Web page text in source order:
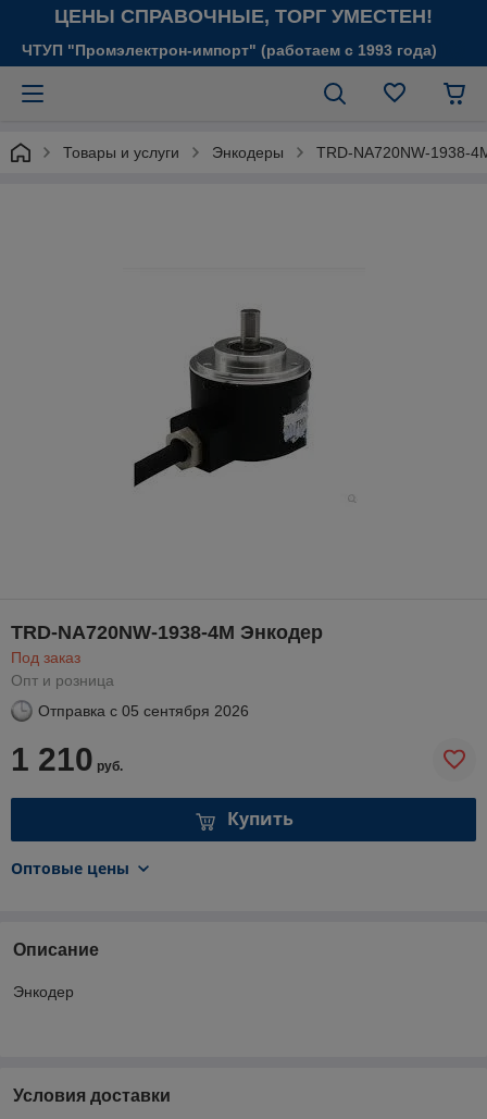
ЦЕНЫ СПРАВОЧНЫЕ, ТОРГ УМЕСТЕН!
ЧТУП "Промэлектрон-импорт" (работаем с 1993 года)
Товары и услуги Энкодеры TRD-NA720NW-1938-
TRD-NA720NW-1938-4M Энкодер
Под заказ
Опт и розница
Отправка с 05 сентября 2026
1 210 руб.
Купить
Оптовые цены
Описание
Энкодер
Условия доставки